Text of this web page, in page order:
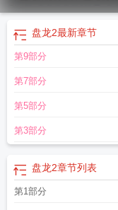
身一起盘龙分身传6结局盘
色传搜狗盘龙分身外传
龙分身色传1-5章节
阅读盘龙的后续
盘龙2最新章节
第9部分
第7部分
第5部分
第3部分
盘龙2章节列表
第1部分